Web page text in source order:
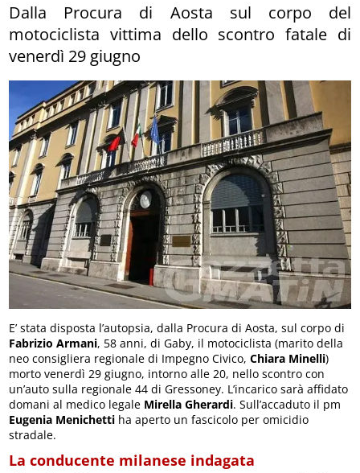
Dalla Procura di Aosta sul corpo del
motociclista vittima dello scontro fatale di
venerdì 29 giugno
E’ stata disposta l’autopsia, dalla Procura di Aosta, sul corpo di
Fabrizio Armani, 58 anni, di Gaby, il motociclista (marito della
neo consigliera regionale di Impegno Civico,Chiara Minelli)
morto venerdì 29 giugno, intorno alle 20, nello scontro con
un’auto sulla regionale 44 di Gressoney. L’incarico sarà affidato
domani al medico legale Mirella Gherardi. Sull’accaduto il pm
Eugenia Menichetti ha aperto un fascicolo per omicidio
stradale.
La conducente milanese indagata